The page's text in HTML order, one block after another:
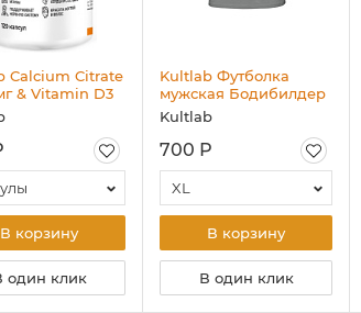
Calcium Citrate
& Vitamin D3
120 капс
В корзину
один клик
Kultlab Футболка
мужская Бодибилдер
(чёрный логотип),
Kultlab
700 Р
XL
В корзину
В один клик